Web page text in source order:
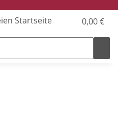
0,00 €